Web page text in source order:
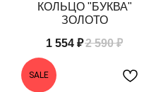
КОЛЬЦО "БУКВА"
ЗОЛОТО
1 554 ₽2 590 ₽
SALE